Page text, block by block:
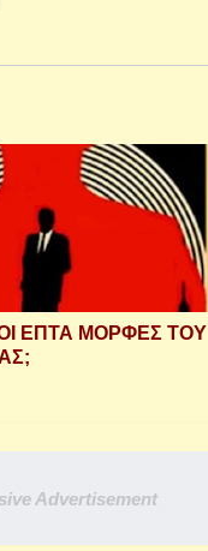
ΟΙ ΕΠΤΑ ΜΟΡΦΕΣ ΤΟΥ
Advertisement